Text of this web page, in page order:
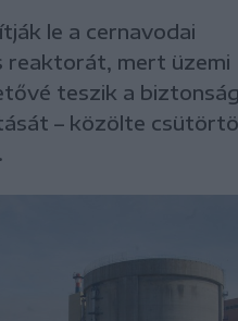
le a cernavodai
reaktorát, mert üzemi
teszik a
– közölte